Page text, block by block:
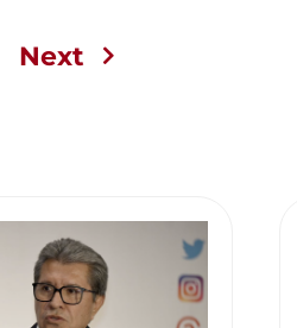
Next